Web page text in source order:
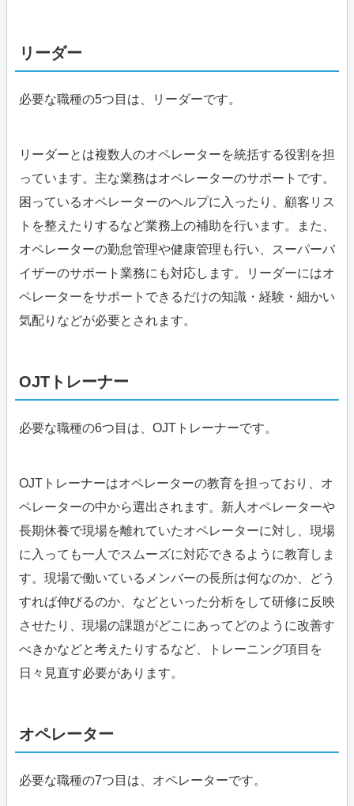
リーダー
必要な職種の5つ目は、リーダーです。
リーダーとは複数人のオペレーターを統括する役割を担
っています。主な業務はオペレーターのサポートです。
困っているオペレーターのヘルプに入ったり、顧客リス
トを整えたりするなど業務上の補助を行います。また、
オペレーターの勤怠管理や健康管理も行い、スーパーバ
イザーのサポート業務にも対応します。リーダーにはオ
ペレーターをサポートできるだけの知識・経験・細かい
気配りなどが必要とされます。
OJTトレーナー
必要な職種の6つ目は、OJTトレーナーです。
OJTトレーナーはオペレーターの教育を担っており、オ
ペレーターの中から選出されます。新人オペレーターや
長期休養で現場を離れていたオペレーターに対し、現場
に入っても一人でスムーズに対応できるように教育しま
す。現場で働いているメンバーの長所は何なのか、どう
すれば伸びるのか、などといった分析をして研修に反映
させたり、現場の課題がどこにあってどのように改善す
べきかなどと考えたりするなど、トレーニング項目を
日々見直す必要があります。
オペレーター
必要な職種の7つ目は、オペレーターです。